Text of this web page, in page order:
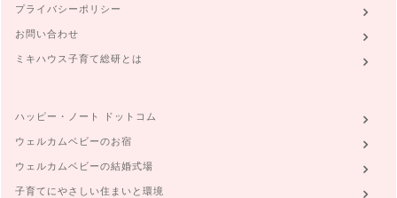
プライバシーポリシー
お問い合わせ
ミキハウス子育て総研とは
ハッピー・ノート ドットコム
ウェルカムベビーのお宿
ウェルカムベビーの結婚式場
子育てにやさしい住まいと環境